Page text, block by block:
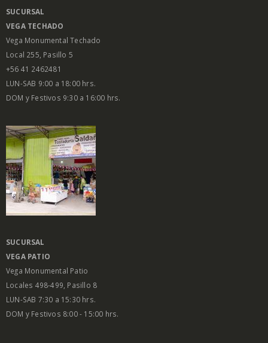
SUCURSAL
VEGA TECHADO
Vega Monumental Techado
Local 255, Pasillo 5
+56 41 2462481
LUN-SAB 9:00 a 18:00 hrs.
DOM y Festivos 9:30 a 16:00 hrs.
SUCURSAL
VEGA PATIO
Vega Monumental Patio
Locales 498-499, Pasillo 8
LUN-SAB 7:30 a 15:30 hrs.
DOM y Festivos 8:00 - 15:00 hrs.